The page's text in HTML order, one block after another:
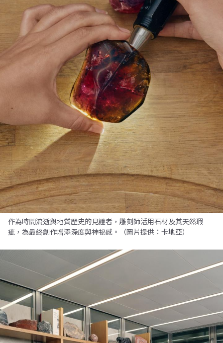
作為時間流逝與地質歷史的見證者，雕刻師活用石材及其天然瑕
疵，為最終創作增添深度與神祕感。（圖片提供：卡地亞）